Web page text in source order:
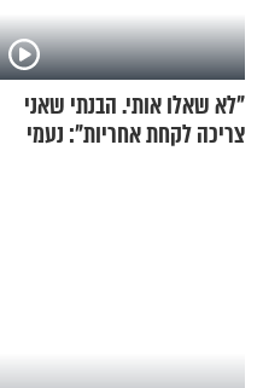
"לא שאלו אותי. הבנתי שאני
צריכה לקחת אחריות": נעמי